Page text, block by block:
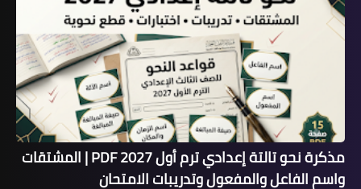
مذكرة نحو تالتة إعدادي ترم أول 2027 PDF | المشتقات
واسم الفاعل والمفعول وتدريبات الامتحان